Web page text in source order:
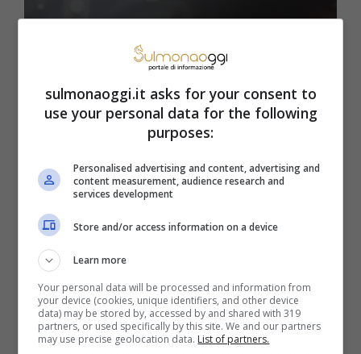
Striscia la Notizia, la
velina Cosmary ci dà un
16 Dicembre 2023 - 12:00
sulmonaoggi.it asks for your consent to
use your personal data for the following
purposes:
Personalised advertising and content, advertising and
content measurement, audience research and
services development
Store and/or access information on a device
Learn more
Your personal data will be processed and information from
your device (cookies, unique identifiers, and other device
data) may be stored by, accessed by and shared with 319
partners, or used specifically by this site. We and our partners
may use precise geolocation data. List of partners.